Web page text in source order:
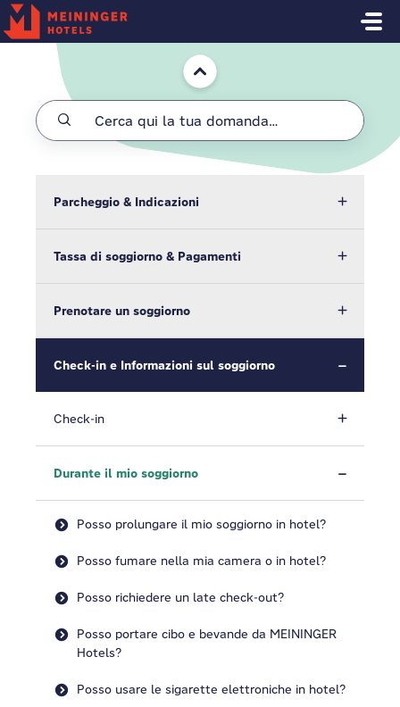
Salta al contenuto principale
Home
Parcheggio & Indicazioni
Tassa di soggiorno & Pagamenti
Prenotare un soggiorno
Check-in e Informazioni sul soggiorno
Check-in
Durante il mio soggiorno
Posso prolungare il mio soggiorno in hotel?
Posso fumare nella mia camera o in hotel?
Posso richiedere un late check-out?
Posso portare cibo e bevande da MEININGER
Hotels?
Posso usare le sigarette elettroniche in hotel?